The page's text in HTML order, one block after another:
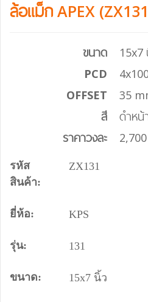
ล้อแม็ก APEX
ขนาด
15x7
PCD
OFFSET
35
สี
ดำหน้
ราคาวงละ
รหัส
สินค้า:
ZX131
ยี่ห้อ: KPS
รุ่น: 131
ขนาด: 15x7 นิ้ว